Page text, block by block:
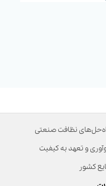
نظافت صنعتی
و تعهد به کیفیت
کشور